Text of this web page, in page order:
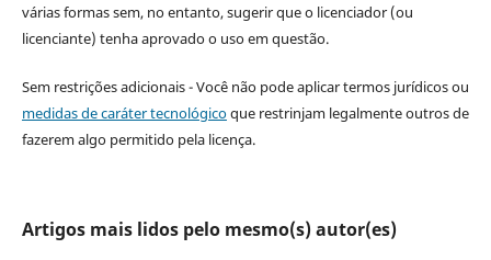
várias formas sem, no entanto, sugerir que o licenciador (ou
licenciante) tenha aprovado o uso em questão.
Sem restrições adicionais - Você não pode aplicar termos jurídicos ou
medidas de caráter tecnológicoque restrinjam legalmente outros de
fazerem algo permitido pela licença.
Artigos mais lidos pelo mesmo(s) autor(es)